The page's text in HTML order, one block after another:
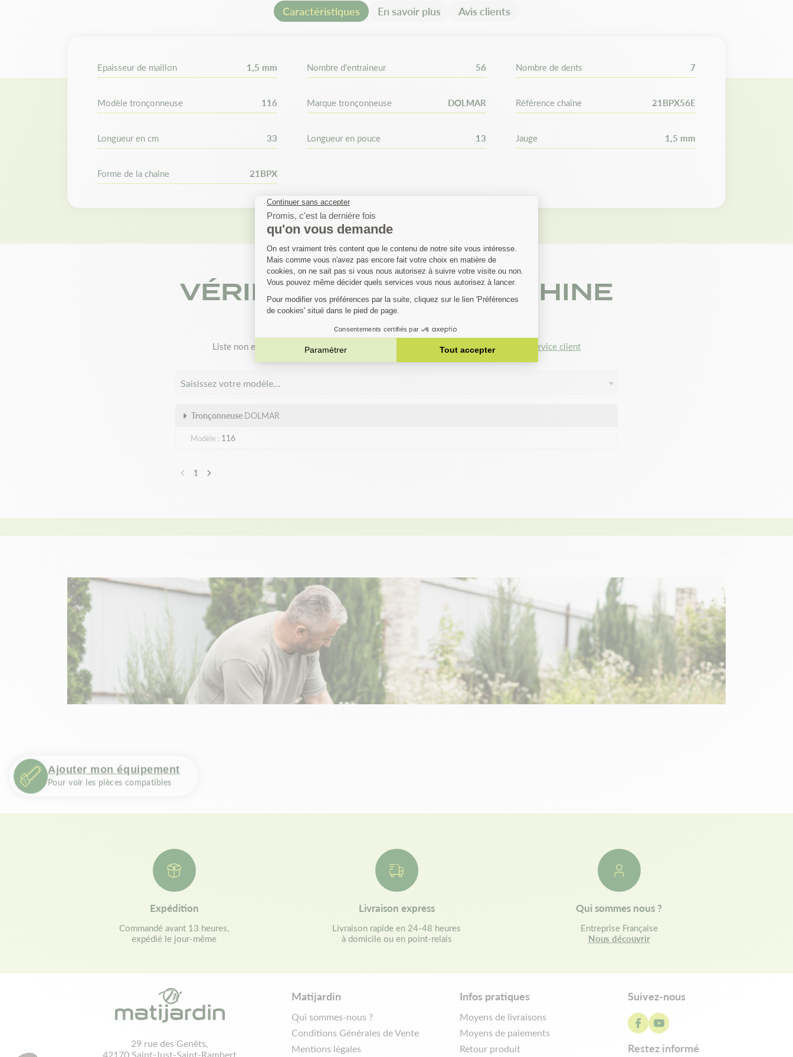
Ajouter mon équipement
Pour voir les pièces compatibles
Ceci est en fonction de la longueur de votre guide. Avant l'achat sur notre
Caractéristiques En savoir plus Avis clients
Epaisseur de maillon 1,5 mm Nombre d'entraineur 56 Nombre de dents 7
Modèle tronçonneuse 116 Marque tronçonneuse DOLMAR Référence chaîne 21BPX56E
Longueur en cm 33 Longueur en pouce 13 Jauge 1,5 mm
Forme de la chaîne 21BPX
VÉRIFIEZ SI VOTRE MACHINE
EST COMPATIBLE
Liste non exhaustive. Si votre machine ne figure pas dans la liste,Contactez notre service client
Saisissez votre modèle…
Tronçonneuse DOLMAR
Modèle 116
Précédent
1 Suivant
Expédition
Commandé avant 13 heures,
expédié le jour-même
Livraison express
Livraison rapide en 24-48 heures
à domicile ou en point-relais
Qui sommes nous ?
Entreprise Française
Nous découvrir
29 rue des Genêts,
42170 Saint-Just-Saint-Rambert
Matijardin
Qui sommes-nous ?
Conditions Générales de Vente
Mentions légales
Infos pratiques
Moyens de livraisons
Moyens de paiements
Retour produit
Suivez-nous
restez informé